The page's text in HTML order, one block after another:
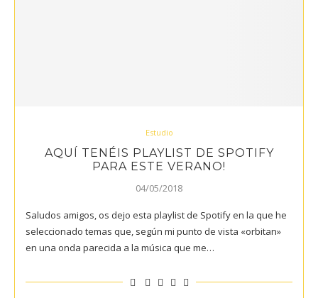
Estudio
AQUÍ TENÉIS PLAYLIST DE SPOTIFY
PARA ESTE VERANO!
04/05/2018
Saludos amigos, os dejo esta playlist de Spotify en la que he
seleccionado temas que, según mi punto de vista «orbitan»
en una onda parecida a la música que me…